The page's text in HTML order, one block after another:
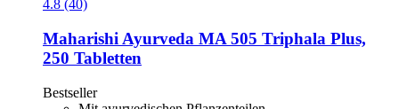
4.8 (40)
Maharishi Ayurveda MA 505 Triphala Plus,
250 Tabletten
Bestseller